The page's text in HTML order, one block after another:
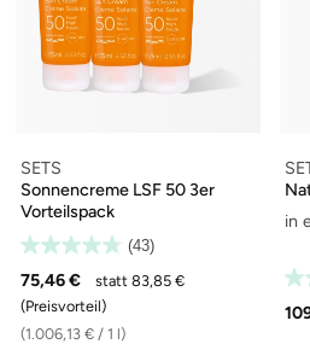
SETS
Sonnencreme LSF 50 3er
Vorteilspack
(43)
75,46 €
statt 83,85 €
(Preisvorteil)
(1.006,13 € / 1 l)
in